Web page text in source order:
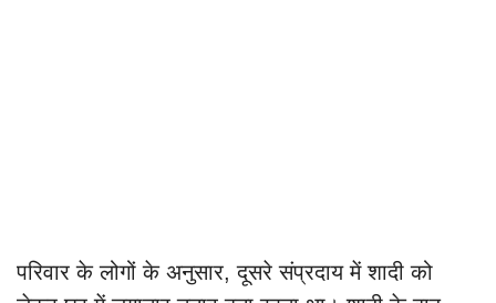
परिवार के लोगों के अनुसार, दूसरे संप्रदाय में शादी को